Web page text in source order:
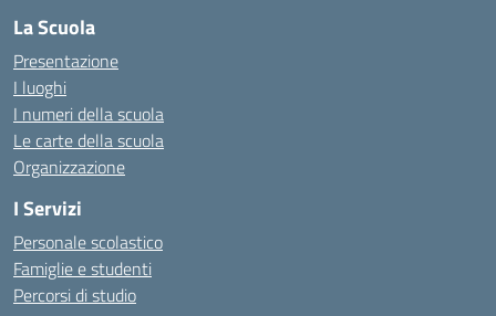
La Scuola
Presentazione
I luoghi
I numeri della scuola
Le carte della scuola
Organizzazione
I Servizi
Personale scolastico
Famiglie e studenti
Percorsi di studio